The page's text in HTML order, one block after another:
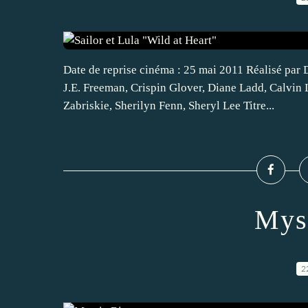
Date de reprise cinéma : 25 mai 2011 Réalisé
J.E. Freeman, Crispin Glover, Diane Ladd,
Zabriskie, Sherilyn Fenn, Sheryl Lee Titre...